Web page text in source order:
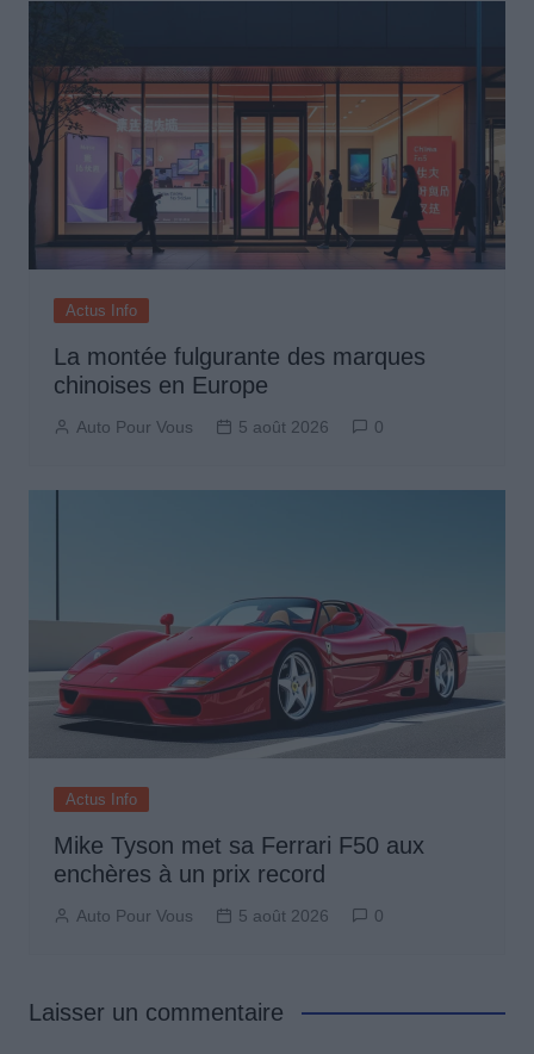
Actus Info
La montée fulgurante des marques
chinoises en Europe
Auto Pour Vous 5 août 2026 0
Actus Info
Mike Tyson met sa Ferrari F50 aux
enchères à un prix record
Auto Pour Vous 5 août 2026 0
Laisser un commentaire